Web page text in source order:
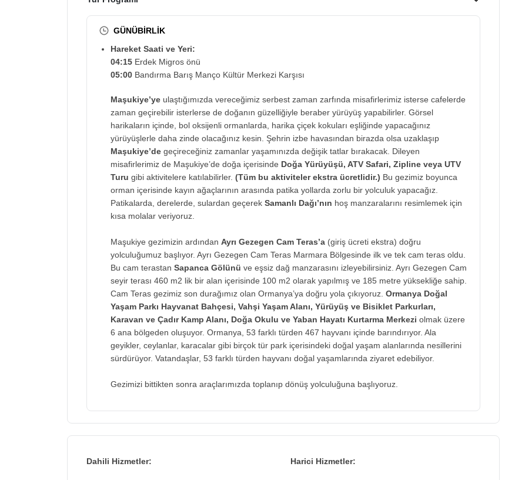
GÜNÜBİRLİK
Hareket Saati ve Yeri:
04:15 Erdek Migros önü
05:00 Bandırma Barış Manço Kültür Merkezi Karşısı
Maşukiye’ye ulaştığımızda vereceğimiz serbest zaman zarfında misafirlerimiz isterse cafelerde
zaman geçirebilir isterlerse de doğanın güzelliğiyle beraber yürüyüş yapabilirler. Görsel
harikaların içinde, bol oksijenli ormanlarda, harika çiçek kokuları eşliğinde yapacağınız
yürüyüşlerle daha zinde olacağınız kesin. Şehrin izbe havasından birazda olsa uzaklaşıp
Maşukiye’de geçireceğiniz zamanlar yaşamınızda değişik tatlar bırakacak. Dileyen
misafirlerimiz de Maşukiye’de doğa içerisinde Doğa Yürüyüşü, ATV Safari, Zipline veya UTV
Turu gibi aktivitelere katılabilirler. (Tüm bu aktiviteler ekstra ücretlidir.) Bu gezimiz boyunca
orman içerisinde kayın ağaçlarının arasında patika yollarda zorlu bir yolculuk yapacağız.
Patikalarda, derelerde, sulardan geçerek Samanlı Dağı’nın hoş manzaralarını resimlemek için
kısa molalar veriyoruz.
Maşukiye gezimizin ardından Ayrı Gezegen Cam Teras’a (giriş ücreti ekstra) doğru
yolculuğumuz başlıyor. Ayrı Gezegen Cam Teras Marmara Bölgesinde ilk ve tek cam teras oldu.
Bu cam terastan Sapanca Gölünü ve eşsiz dağ manzarasını izleyebilirsiniz. Ayrı Gezegen Cam
seyir terası 460 m2 lik bir alan içerisinde 100 m2 olarak yapılmış ve 185 metre yüksekliğe sahip.
Cam Teras gezimiz son durağımız olan Ormanya’ya doğru yola çıkıyoruz. Ormanya Doğal
Yaşam Parkı Hayvanat Bahçesi, Vahşi Yaşam Alanı, Yürüyüş ve Bisiklet Parkurları,
Karavan ve Çadır Kamp Alanı, Doğa Okulu ve Yaban Hayatı Kurtarma Merkezi olmak üzere
6 ana bölgeden oluşuyor. Ormanya, 53 farklı türden 467 hayvanı içinde barındırıyor. Ala
geyikler, ceylanlar, karacalar gibi birçok tür park içerisindeki doğal yaşam alanlarında nesillerini
sürdürüyor. Vatandaşlar, 53 farklı türden hayvanı doğal yaşamlarında ziyaret edebiliyor.
Gezimizi bittikten sonra araçlarımızda toplanıp dönüş yolculuğuna başlıyoruz.
Dahili Hizmetler: Harici Hizmetler: